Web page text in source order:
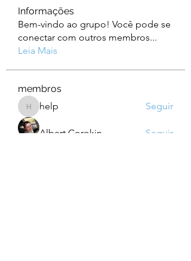
Informações
Bem-vindo ao grupo! Você pode se
conectar com outros membros...
Leia Mais
membros
helphelp Seguir
Albert Corokin Seguir